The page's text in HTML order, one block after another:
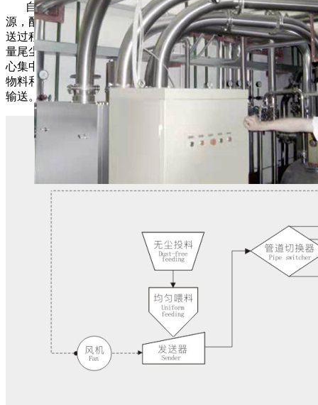
自动中药原料风送系统是利用罗茨风机的风力作为输送能
源，配合相应的均匀喂料技术实现连续流稳定态物料输送;输
送过程中通过气相分离技术，将物料和输送气体有效分离，微
量尾尘统一收集，绝大多数物料进入提取罐;系统通过PLC中
心集中控制，能够实现不同管道间的自动切换，并可根据不同
物料和不同路径改变优化输送参数，能够适应不同物料的远程
输送。